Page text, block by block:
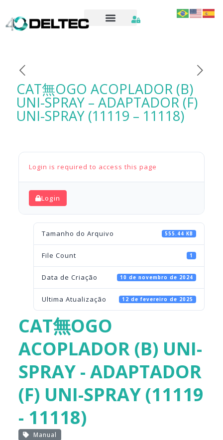
CAT無OGO ACOPLADOR (B)
UNI-SPRAY – ADAPTADOR (F)
UNI-SPRAY (11119 – 11118)
Login is required to access this page
Login
Tamanho do Arquivo 555.44 KB
File Count 1
Data de Criação 10 de novembro de 2024
Ultima Atualização 12 de fevereiro de 2025
CAT無OGO
ACOPLADOR (B) UNI-
SPRAY - ADAPTADOR
(F) UNI-SPRAY (11119
- 11118)
Manual